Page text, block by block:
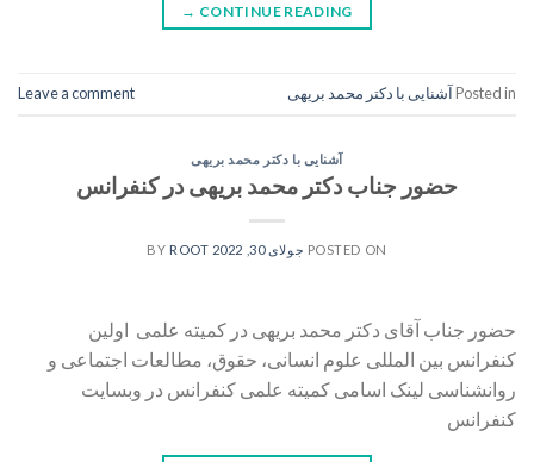
CONTINUE READING
→
Posted inآشنایی با دکتر محمد بریهی Leave a comment
آشنایی با دکتر محمد بریهی
حضور جناب دکتر محمد بریهی در کنفرانس
POSTED ON جولای 30, 2022 ROOT
حضور جناب آقای دکتر محمد بریهی در کمیته علمی اولین
کنفرانس بین المللی علوم انسانی، حقوق، مطالعات اجتماعی و
روانشناسی لینک اسامی کمیته علمی کنفرانس در وبسایت
کنفرانس